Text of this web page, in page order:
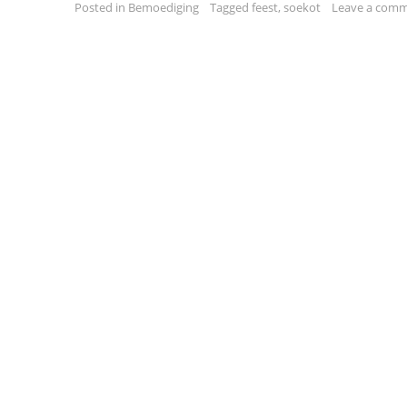
Posted in Bemoediging Tagged feest, soekot Leave a